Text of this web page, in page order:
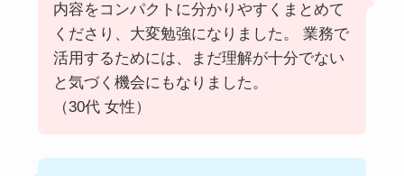
内容をコンパクトに分かりやすくまとめて
くださり、大変勉強になりました。 業務で
活用するためには、まだ理解が十分でない
と気づく機会にもなりました。
（30代 女性）